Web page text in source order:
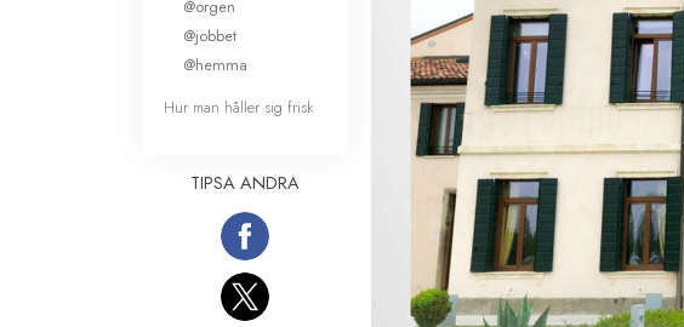
@orgen
@jobbet
@hemma
Hur man håller sig frisk
TIPSA ANDRA